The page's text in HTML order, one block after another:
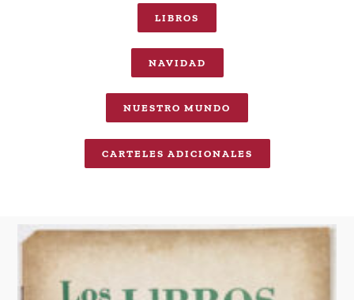
LIBROS
NAVIDAD
NUESTRO MUNDO
CARTELES ADICIONALES